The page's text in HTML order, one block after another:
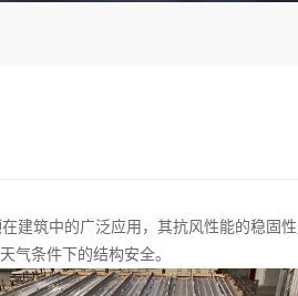
建筑中的广泛应用，其抗风性能的稳固
气条件下的结构安全。